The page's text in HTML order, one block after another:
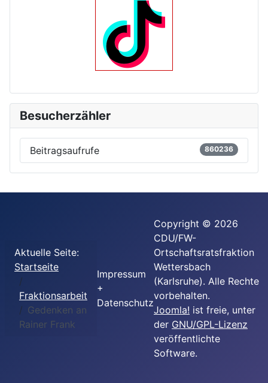
Besucherzähler
Beitragsaufrufe 860236
Aktuelle Seite:
Startseite
Fraktionsarbeit
Gedenken an
Rainer Frank
Impressum
+
Datenschutz
Copyright © 2026
CDU/FW-
Ortschaftsratsfraktion
Wettersbach
(Karlsruhe). Alle Rechte
vorbehalten.
Joomla! ist freie, unter
der GNU/GPL-Lizenz
veröffentlichte
Software.